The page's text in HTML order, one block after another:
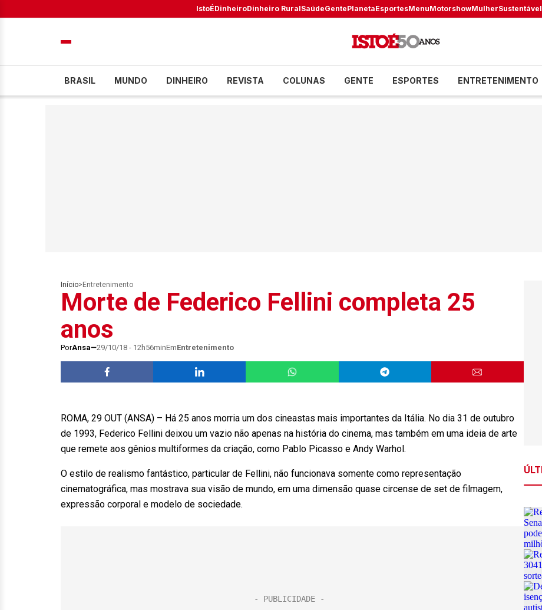
IstoÉDinheiroDinheiro RuralSaúdeGentePlanetaEsportesMenuMotorshowMulherSustentável
BRASIL MUNDO DINHEIRO REVISTA COLUNAS GENTE ESPORTES ENTRETENIMENTO
Início> Entretenimento
Morte de Federico Fellini completa 25
anos
PorAnsa 29/10/18 - 12h56minEmEntretenimento
ROMA, 29 OUT (ANSA) – Há 25 anos morria um dos cineastas mais importantes da Itália. No dia 31 de outubro
de 1993, Federico Fellini deixou um vazio não apenas na história do cinema, mas também em uma ideia de arte
que remete aos gênios multiformes da criação, como Pablo Picasso e Andy Warhol.
O estilo de realismo fantástico, particular de Fellini, não funcionava somente como representação
cinematográfica, mas mostrava sua visão de mundo, em uma dimensão quase circense de set de filmagem,
expressão corporal e modelo de sociedade.